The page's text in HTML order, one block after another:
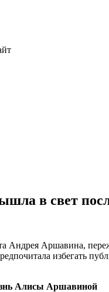
в свет
Андрея Аршавина,
избегать
Алисы Аршавиной